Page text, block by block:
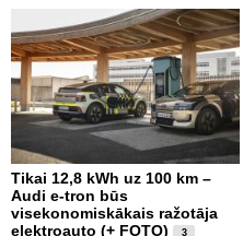
Tikai 12,8 kWh uz 100 km –
Audi e-tron būs
visekonomiskākais ražotāja
elektroauto (+ FOTO)
3